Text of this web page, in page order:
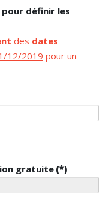
définir les
des dates
12/2019 pour un
gratuite (*)